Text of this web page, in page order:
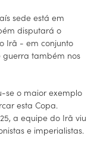
sede está em
disputará o
Irã - em conjunto
também nos
se o maior exemplo
esta Copa.
a equipe do Irã viu
e imperialistas.